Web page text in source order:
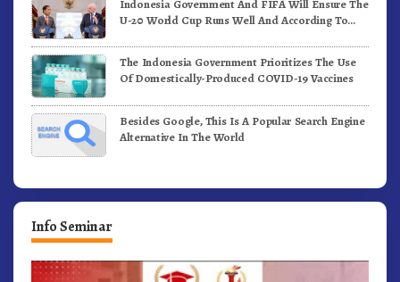
Indonesia Government And FIFA Will Ensure The
U-20 World Cup Runs Well And According To
The Indonesia Government Prioritizes The Use
Of Domestically-Produced COVID-19 Vaccines
Besides Google, This Is A Popular Search Engine
Alternative In The World
Info Seminar